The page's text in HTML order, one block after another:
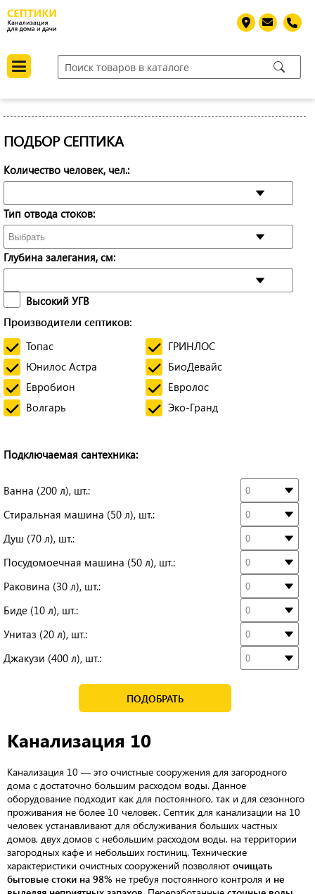
ПОДБОР СЕПТИКА
Количество человек, чел.:
Тип отвода стоков:
Глубина залегания, см:
Высокий УГВ
Производители септиков:
Топас
ГРИНЛОС
Юнилос Астра
БиоДевайс
Евробион
Евролос
Волгарь
Эко-Гранд
Подключаемая сантехника:
Ванна (200 л), шт.:
Стиральная машина (50 л), шт.:
Душ (70 л), шт.:
Посудомоечная машина (50 л), шт.:
Раковина (30 л), шт.:
Биде (10 л), шт.:
Унитаз (20 л), шт.:
Джакузи (400 л), шт.:
ПОДОБРАТЬ
Канализация 10
Канализация 10 — это очистные сооружения для загородного
дома с достаточно большим расходом воды. Данное
оборудование подходит как для постоянного, так и для сезонного
проживания не более 10 человек. Септик для канализации на 10
человек устанавливают для обслуживания больших частных
домов, двух домов с небольшим расходом воды, на территории
загородных кафе и небольших гостиниц. Технические
характеристики очистных сооружений позволяют очищать
бытовые стоки на 98% не требуя постоянного контроля и не